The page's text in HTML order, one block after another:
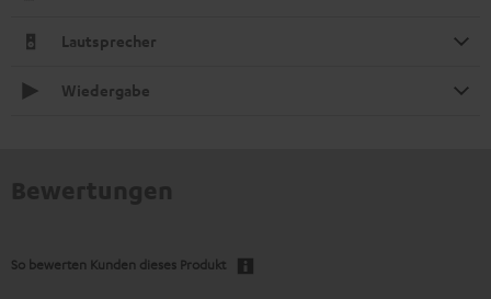
Lautsprecher
Wiedergabe
So bewerten Kunden dieses Produkt